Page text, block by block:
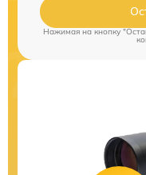
Нажимая на кнопку